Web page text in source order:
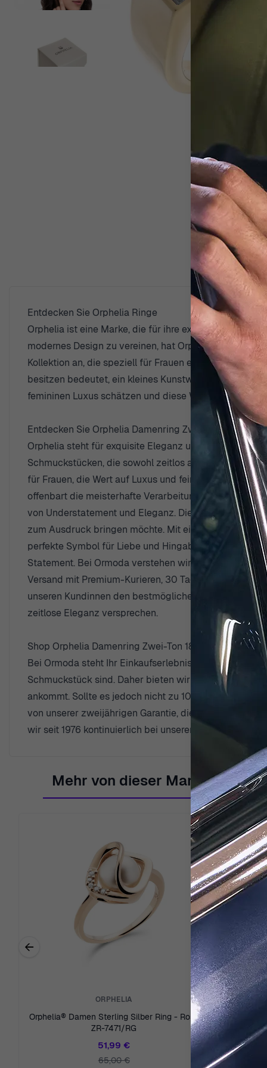
Entdecken Sie Orphelia Ringe
Orphelia ist eine Marke, die für ihre exquisite
modernes Design zu vereinen, hat Orphelia sich als
Kollektion an, die speziell für Frauen entworfen
besitzen bedeutet, ein kleines Kunstwerk zu tragen,
femininen Luxus schätzen und diese Werte in ihrem
Entdecken Sie Orphelia Damenring Zwei-Ton 18K RD-
Orphelia steht für exquisite Eleganz und
Schmuckstücken, die sowohl zeitlos als auch
für Frauen, die Wert auf Luxus und feine Details
offenbart die meisterhafte Verarbeitung zweier
von Understatement und Eleganz. Dieser Ring ist
zum Ausdruck bringen möchte. Mit einem Design,
perfekte Symbol für Liebe und Hingabe. Ob zum
Statement. Bei Ormoda verstehen wir, dass ein
Versand mit Premium-Kurieren, 30 Tage kostenfreie
unseren Kundinnen den bestmöglichen Service
zeitlose Eleganz versprechen.
Shop Orphelia Damenring Zwei-Ton 18K RD-33013 bei
Bei Ormoda steht Ihr Einkaufserlebnis an erster
Schmuckstück sind. Daher bieten wir Ihnen
ankommt. Sollte es jedoch nicht zu 100% Ihren
von unserer zweijährigen Garantie, die Ihre
wir seit 1976 kontinuierlich bei unseren treuen Kunden
Mehr von dieser Marke
Previous related products
←
ORPHELIA
Orphelia® Damen Sterling Silber Ring - Rosé
ZR-7471/RG
51,99 €
65,00 €
Orphelia®